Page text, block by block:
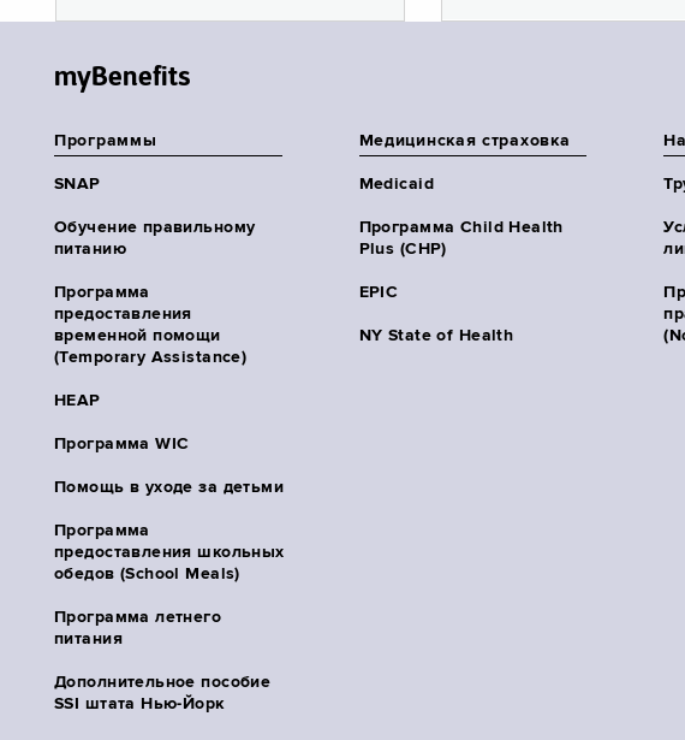
myBenefits
Программы
SNAP
Обучение правильному
питанию
Программа
предоставления
временной помощи
(Temporary Assistance)
HEAP
Программа WIC
Помощь в уходе за детьми
Программа
предоставления школьных
обедов (School Meals)
Программа летнего
питания
Дополнительное пособие
SSI штата Нью-Йорк
Медицинская страховка
Medicaid
Программа Child Health
Plus (CHP)
EPIC
NY State of Health